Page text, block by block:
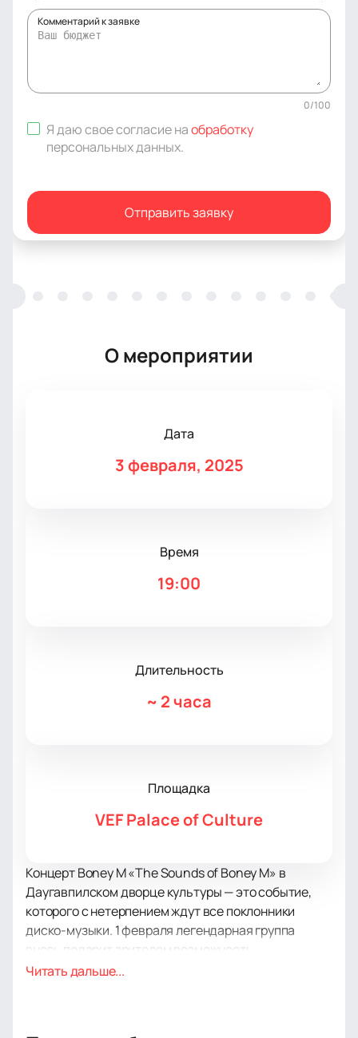
Комментарий к заявке
0/100
Я даю свое согласие наобработку
персональных данных.
Отправить заявку
О мероприятии
Дата
3 февраля, 2025
Время
19:00
Длительность
~ 2 часа
Площадка
VEF Palace of Culture
Концерт Boney M «The Sounds of Boney M» в
Даугавпилском дворце культуры — это событие,
которого с нетерпением ждут все поклонники
диско-музыки. 1 февраля легендарная группа
вновь подарит зрителям возможность
насладиться своими бессмертными хитами,
Читать дальше...